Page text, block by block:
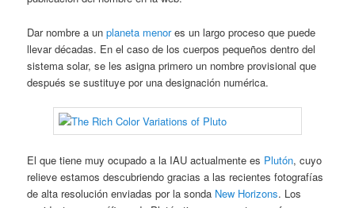
Dar nombre a unplaneta menores un largo proceso que puede
llevar décadas. En el caso de los cuerpos pequeños dentro del
sistema solar, se les asigna primero un nombre provisional que
después se sustituye por una designación numérica.
El que tiene muy ocupado a la IAU actualmente es Plutón, cuyo
relieve estamos descubriendo gracias a las recientes fotografías
de alta resolución enviadas por la sonda New Horizons. Los